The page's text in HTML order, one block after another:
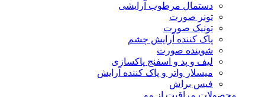
دستمال مرطوب آرایشی
تونر صورت
تونیک صورت
پاک کننده آرایش چشم
شوینده صورت
لیف و پد و اسفنج پاکسازی
میسلار واتر و پاک کننده آرایش
فیس براش
محصولات مراقبت از مو